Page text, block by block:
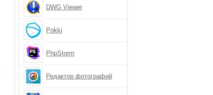
DWG Viewer
Pokki
PhpStorm
Редактор фотографий